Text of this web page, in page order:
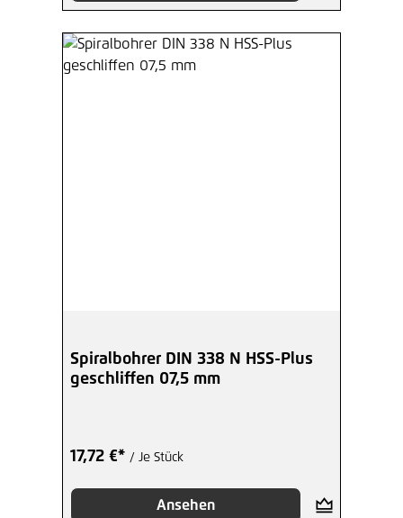
Spiralbohrer DIN 338 N HSS-Plus
geschliffen 07,5 mm
17,72 €* / Je Stück
Ansehen